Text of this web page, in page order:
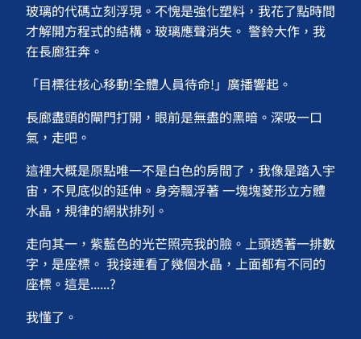
玻璃的代碼立刻浮現。不愧是強化塑料，我花了點時間
才解開方程式的結構。玻璃應聲消失。 警鈴大作，我
在長廊狂奔。
「目標往核心移動!全體人員待命!」廣播響起。
長廊盡頭的閘門打開，眼前是無盡的黑暗。深吸一口
氣，走吧。
這裡大概是原點唯一不是白色的房間了，我像是踏入宇
宙，不見底似的延伸。身旁飄浮著 一塊塊菱形立方體
水晶，規律的網狀排列。
走向其一，紫藍色的光芒照亮我的臉。上頭透著一排數
字，是座標。 我接連看了幾個水晶，上面都有不同的
座標。這是......?
我懂了。